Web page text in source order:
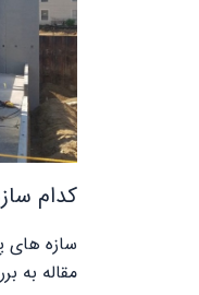
کدام
سازه های
مقاله به